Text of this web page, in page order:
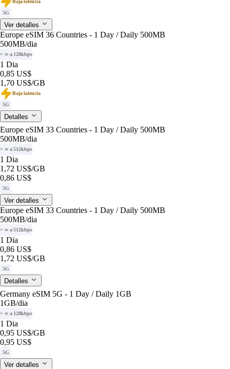
5G
Ver detalles
Europe eSIM 36 Countries - 1 Day / Daily 500MB
500MB/dia
+ ∞ a 128kbps
1 Dia
0,85 US$
1,70 US$/GB
Baja latencia
5G
Detalles
Europe eSIM 33 Countries - 1 Day / Daily 500MB
500MB/dia
+ ∞ a 512kbps
1 Dia
1,72 US$/GB
0,86 US$
5G
Ver detalles
Europe eSIM 33 Countries - 1 Day / Daily 500MB
500MB/dia
+ ∞ a 512kbps
1 Dia
0,86 US$
1,72 US$/GB
5G
Detalles
Germany eSIM 5G - 1 Day / Daily 1GB
1GB/dia
+ ∞ a 128kbps
1 Dia
0,95 US$/GB
0,95 US$
5G
Ver detalles